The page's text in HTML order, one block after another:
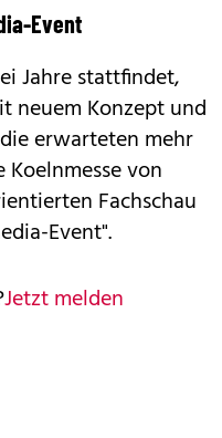
Event
Jahre stattfindet,
neuem Konzept und
erwarteten mehr
Koelnmesse von
Fachschau
Event".
Jetzt melden